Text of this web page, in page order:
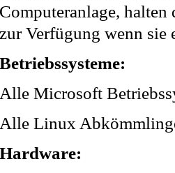
Computeranlage,
zur Verfügung wenn sie
Betriebssysteme:
Alle Microsoft
Alle Linux
Hardware: